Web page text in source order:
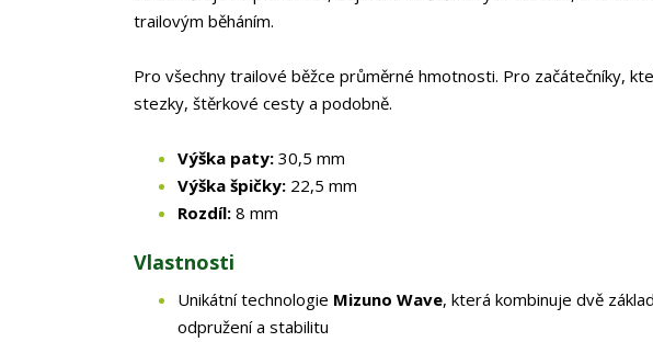
trailovým běháním.
Pro všechny trailové běžce průměrné hmotnosti. Pro začátečníky,
stezky, štěrkové cesty a podobně.
Výška paty: 30,5 mm
Výška špičky: 22,5 mm
Rozdíl: 8 mm
Vlastnosti
Unikátní technologie Mizuno Wave, která kombinuje dvě
odpružení a stabilitu